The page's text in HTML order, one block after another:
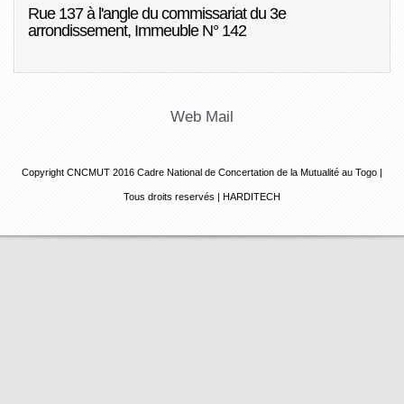
Rue 137 à l'angle du commissariat du 3e
arrondissement, Immeuble N° 142
Web Mail
Copyright CNCMUT 2016 Cadre National de Concertation de la Mutualité au Togo |
Tous droits reservés | HARDITECH